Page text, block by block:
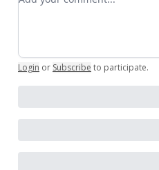
Login or Subscribe to participate.